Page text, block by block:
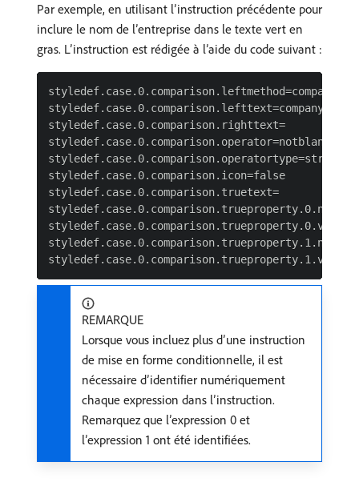
Par exemple, en utilisant l’instruction précédente pour
inclure le nom de l’entreprise dans le texte vert en
gras. L’instruction est rédigée à l’aide du code suivant :
styledef.case.0.comparison.lefttext=company:name
styledef.case.0.comparison.righttext=
styledef.case.0.comparison.operator=notblank
styledef.case.0.comparison.operatortype=string
styledef.case.0.comparison.icon=false
styledef.case.0.comparison.truetext=
REMARQUE
Lorsque vous incluez plus d’une instruction
de mise en forme conditionnelle, il est
nécessaire d’identifier numériquement
chaque expression dans l’instruction.
Remarquez que l’expression 0 et
l’expression 1 ont été identifiées.